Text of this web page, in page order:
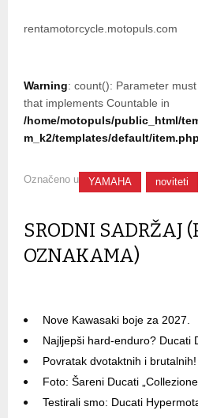
rentamotorcycle.motopuls.com
Warning: count(): Parameter
that implements Countable in
/home/motopuls/public_html/
m_k2/templates/default/item.php
Označeno u YAMAHA noviteti
SRODNI SADRŽAJ
OZNAKAMA)
Nove Kawasaki boje za 2027.
Najljepši hard-enduro? Ducati
Povratak dvotaktnih i
Foto: Šareni Ducati
Testirali smo: Ducati